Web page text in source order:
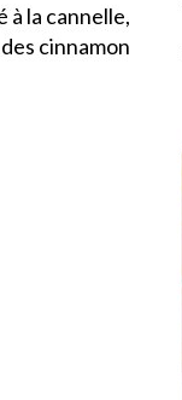
à la cannelle,
cinnamon